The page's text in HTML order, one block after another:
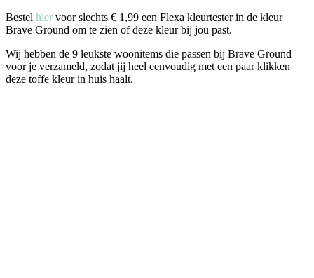
Bestel hier voor slechts € 1,99 een Flexa kleurtester in de kleur
Brave Ground om te zien of deze kleur bij jou past.
Wij hebben de 9 leukste woonitems die passen bij Brave Ground
voor je verzameld, zodat jij heel eenvoudig met een paar klikken
deze toffe kleur in huis haalt.